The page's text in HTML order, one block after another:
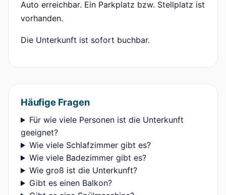
Auto erreichbar. Ein Parkplatz bzw. Stellplatz ist
vorhanden.
Die Unterkunft ist sofort buchbar.
Häufige Fragen
Für wie viele Personen ist die Unterkunft
geeignet?
Wie viele Schlafzimmer gibt es?
Wie viele Badezimmer gibt es?
Wie groß ist die Unterkunft?
Gibt es einen Balkon?